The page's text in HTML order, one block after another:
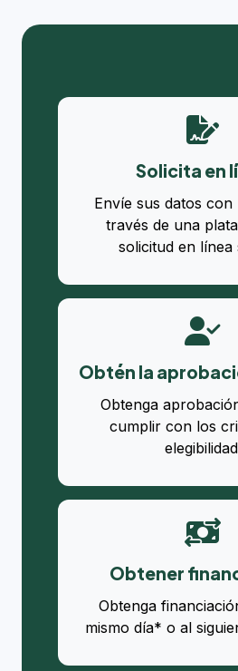
Solicita en
Envíe sus datos con
través de una
solicitud en línea
Obtén la
Obtenga
cumplir con los
Obtener
Obtenga
mismo día* o al